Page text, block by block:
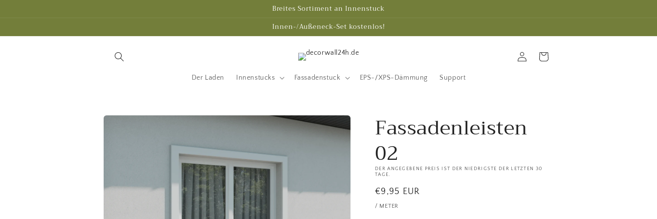
Breites Sortiment an Innenstuck
Innen-/Außeneck-Set kostenlos!
Der Laden Innenstucks Fassadenstuck EPS-/XPS-Dämmung Support
EinloggenWarenkorb
Zu
Fassadenleisten
02
DER ANGEGEBENE PREIS IST DER NIEDRIGSTE DER LETZTEN 30
TAGE.
Normaler
Preis
€9,95 EUR
/ METER